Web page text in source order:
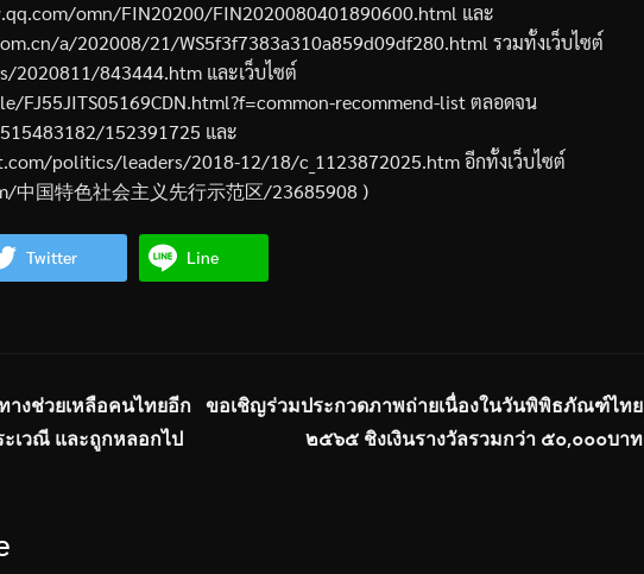
omn/FIN20200/FIN2020080401890600.html และ
a/202008/21/WS5f3f7383a310a859d09df280.html รวมทั้งเว็บไซต์
2020811/843444.htm และเว็บไซต์
recommend-listตลอดจน
152391725 และ
politics/leaders/2018-12/18/c_1123872025.htmอีกทั้งเว็บไซต์
中国特色社会主义先行示范区/23685908 )
Twitter Line
างช่วยเหลือคนไทยอีก
เวณี และถูกหลอกไป
ขอเชิญร่วมประกวดภาพถ่ายเนื่องในวันพิพิธภัณฑ์ไทย
๒๕๖๕ ชิงเงินรางวัลรวมกว่า ๕๐,๐๐๐บาท